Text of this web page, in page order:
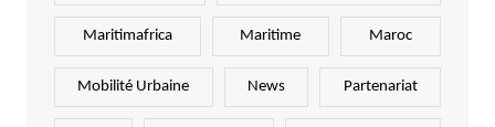
Maritimafrica Maritime Maroc
Mobilité Urbaine News Partenariat